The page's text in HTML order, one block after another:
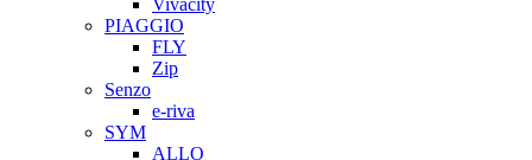
Vivacity
PIAGGIO
FLY
Zip
Senzo
e-riva
SYM
ALLO